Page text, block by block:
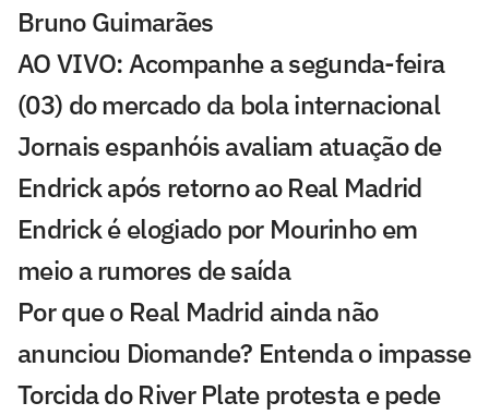
Bruno Guimarães
AO VIVO: Acompanhe a segunda-feira
(03) do mercado da bola internacional
Jornais espanhóis avaliam atuação de
Endrick após retorno ao Real Madrid
Endrick é elogiado por Mourinho em
meio a rumores de saída
Por que o Real Madrid ainda não
anunciou Diomande? Entenda o impasse
Torcida do River Plate protesta e pede